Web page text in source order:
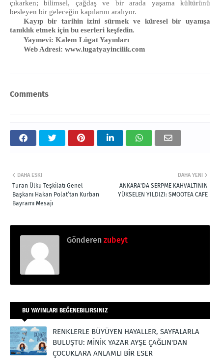
çıkarken; bilimsel, çağdaş ve bir arada yaşama kültürünü
besleyen bir geleceğin kapılarını aralıyor.
Kayıp bir tarihin izini sürmek ve küresel bir uyanışa
tanıklık etmek için bu eserleri keşfedin.
Yayınevi: Kalem Lügat Yayınları
Web Adresi: www.lugatyayincilik.com
Comments
DAHA YENI
ANKARA'DA SERPME KAHVALTININ
YÜKSELEN YILDIZI: SMOOTEA CAFE
DAHA ESKI
Turan Ülkü Teşkilatı Genel
Başkanı Hakan Polat’tan Kurban
Bayramı Mesajı
Gönderen zubeyt
BU YAYINLARI BEĞENEBILIRSINIZ
RENKLERLE BÜYÜYEN HAYALLER, SAYFALARLA
BULUŞTU: MİNİK YAZAR AYŞE ÇAĞLIN'DAN
ÇOCUKLARA ANLAMLI BİR ESER